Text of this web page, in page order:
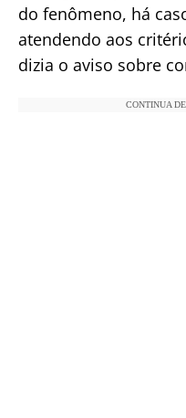
do fenômeno, há
atendendo aos
dizia o aviso sobre
CONTINUA